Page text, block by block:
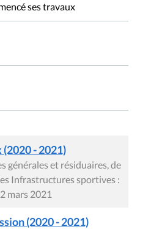
ses travaux
- 2021)
générales et résiduaires, de
Infrastructures sportives :
mars 2021
(2020 - 2021)